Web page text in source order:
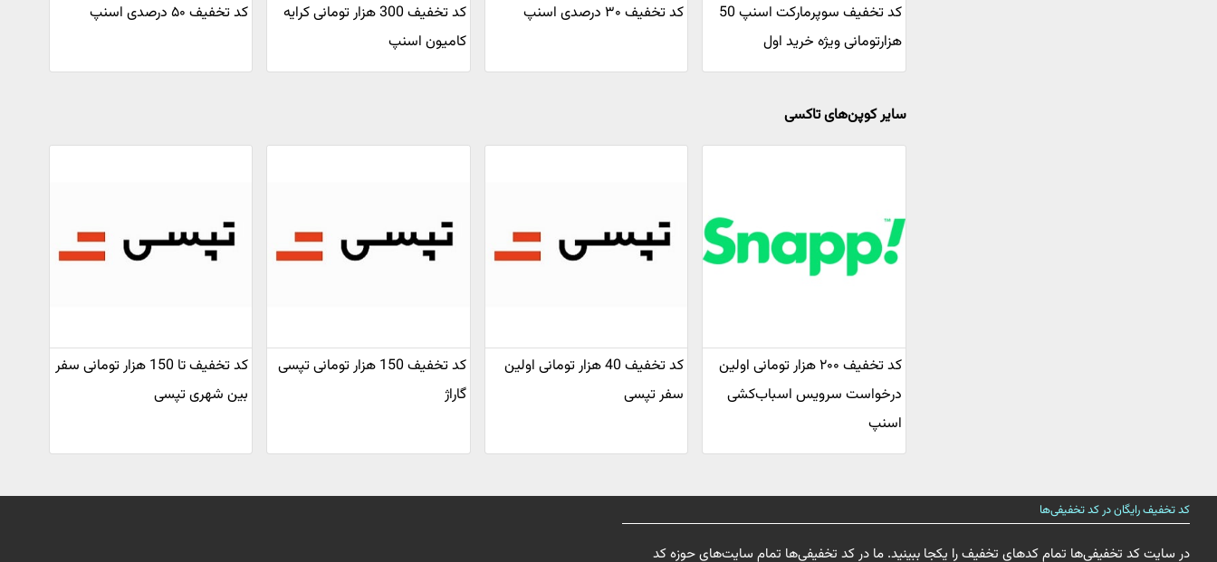
کد تخفیف سوپرمارکت اسنپ 50
هزارتومانی ویژه خرید اول
کد تخفیف ۳۰ درصدی اسنپ
کد تخفیف 300 هزار تومانی کرایه
کامیون اسنپ
کد تخفیف ۵۰ درصدی اسنپ
سایر کوپن‌های تاکسی
کد تخفیف ۲۰۰ هزار تومانی اولین
درخواست سرویس اسباب‌کشی
اسنپ
کد تخفیف 40 هزار تومانی اولین
سفر تپسی
کد تخفیف 150 هزار تومانی تپسی
گاراژ
کد تخفیف تا 150 هزار تومانی سفر
بین شهری تپسی
کد تخفیف رایگان در کد تخفیفی‌ها
در سایت کد تخفیفی‌ها تمام کدهای تخفیف را یکجا ببینید. ما در کد تخفیفی‌ها تمام سایت‌های حوزه کد